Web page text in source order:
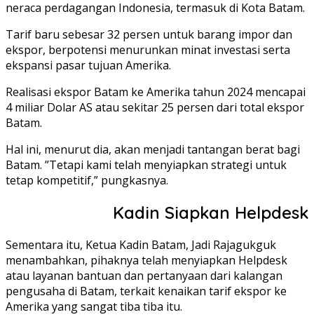
neraca perdagangan Indonesia, termasuk di Kota Batam.
Tarif baru sebesar 32 persen untuk barang impor dan
ekspor, berpotensi menurunkan minat investasi serta
ekspansi pasar tujuan Amerika.
Realisasi ekspor Batam ke Amerika tahun 2024 mencapai
4 miliar Dolar AS atau sekitar 25 persen dari total ekspor
Batam.
Hal ini, menurut dia, akan menjadi tantangan berat bagi
Batam. ”Tetapi kami telah menyiapkan strategi untuk
tetap kompetitif,” pungkasnya.
Kadin Siapkan Helpdesk
Sementara itu, Ketua Kadin Batam, Jadi Rajagukguk
menambahkan, pihaknya telah menyiapkan Helpdesk
atau layanan bantuan dan pertanyaan dari kalangan
pengusaha di Batam, terkait kenaikan tarif ekspor ke
Amerika yang sangat tiba tiba itu.